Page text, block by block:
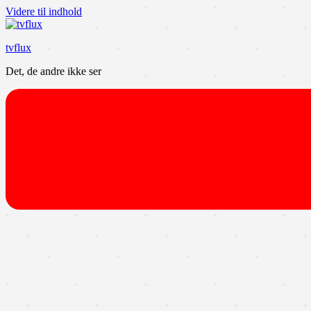
Videre til indhold
tvflux
Det, de andre ikke ser